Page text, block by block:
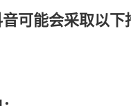
可能会采取以下